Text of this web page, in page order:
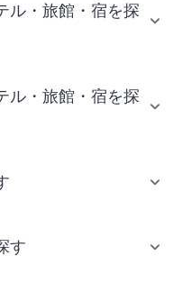
ル・旅館・宿を探
ル・旅館・宿を探
す